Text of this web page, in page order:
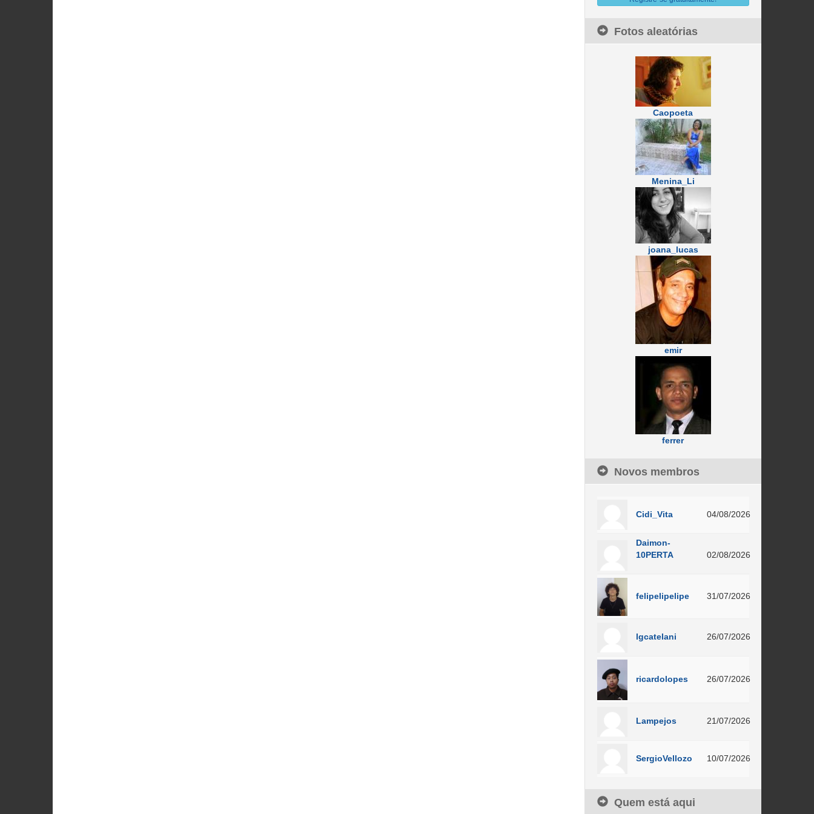
Fotos aleatórias
Caopoeta
Menina_Li
joana_lucas
emir
ferrer
Novos membros
Cidi_Vita 04/08/2026
Daimon-
10PERTA
02/08/2026
felipelipelipe 31/07/2026
lgcatelani 26/07/2026
ricardolopes 26/07/2026
Lampejos 21/07/2026
SergioVellozo 10/07/2026
Quem está aqui